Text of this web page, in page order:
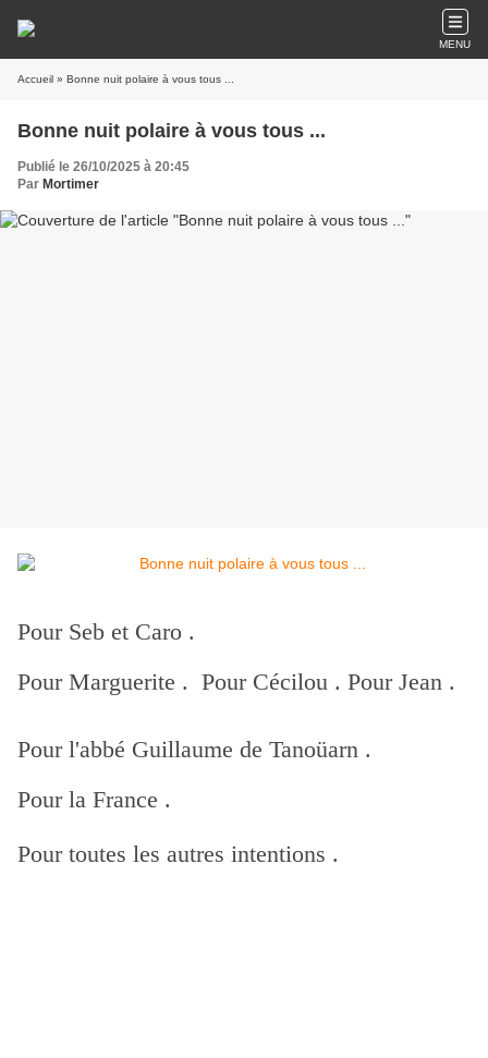
MENU
Accueil » Bonne nuit polaire à vous tous ...
Bonne nuit polaire à vous tous ...
Publié le 26/10/2025 à 20:45
Par Mortimer
Pour Seb et Caro .
Pour Marguerite . Pour Cécilou . Pour Jean .
Pour l'abbé Guillaume de Tanoüarn .
Pour la France .
Pour toutes les autres intentions .